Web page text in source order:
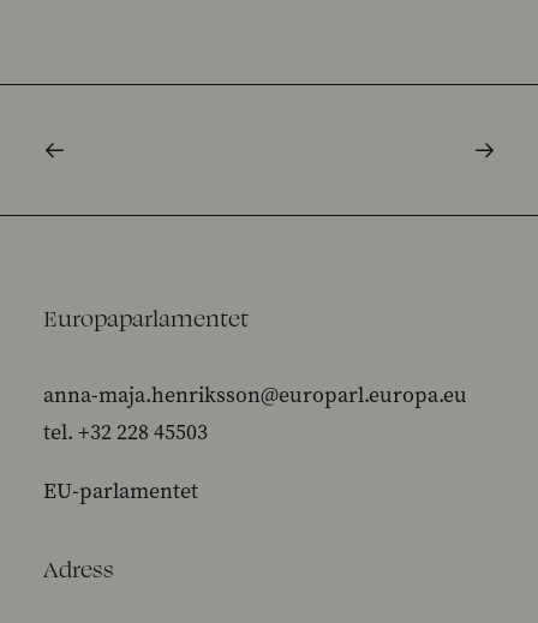
Europaparlamentet
anna-maja.henriksson@europarl.europa.eu
tel. +32 228 45503
EU-parlamentet
Adress